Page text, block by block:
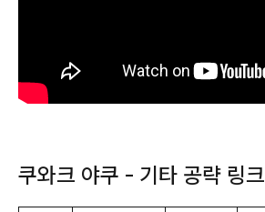
쿠와크 야쿠 - 기타 공략 링크